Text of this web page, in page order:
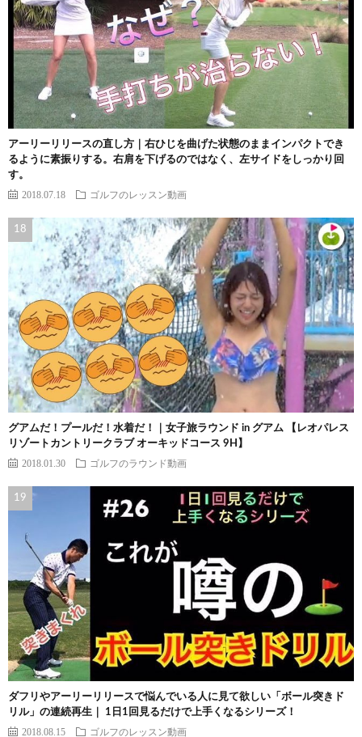
アーリーリリースの直し方｜右ひじを曲げた状態のままインパクトでき
るように素振りする。右肩を下げるのではなく、左サイドをしっかり回
す。
2018.07.18 ゴルフのレッスン動画
グアムだ！プールだ！水着だ！｜女子旅ラウンド in グアム 【レオパレス
リゾートカントリークラブ オーキッドコース 9H】
2018.01.30 ゴルフのラウンド動画
ダフリやアーリーリリースで悩んでいる人に見て欲しい「ボール突きド
リル」の連続再生｜ 1日1回見るだけで上手くなるシリーズ！
2018.08.15 ゴルフのレッスン動画